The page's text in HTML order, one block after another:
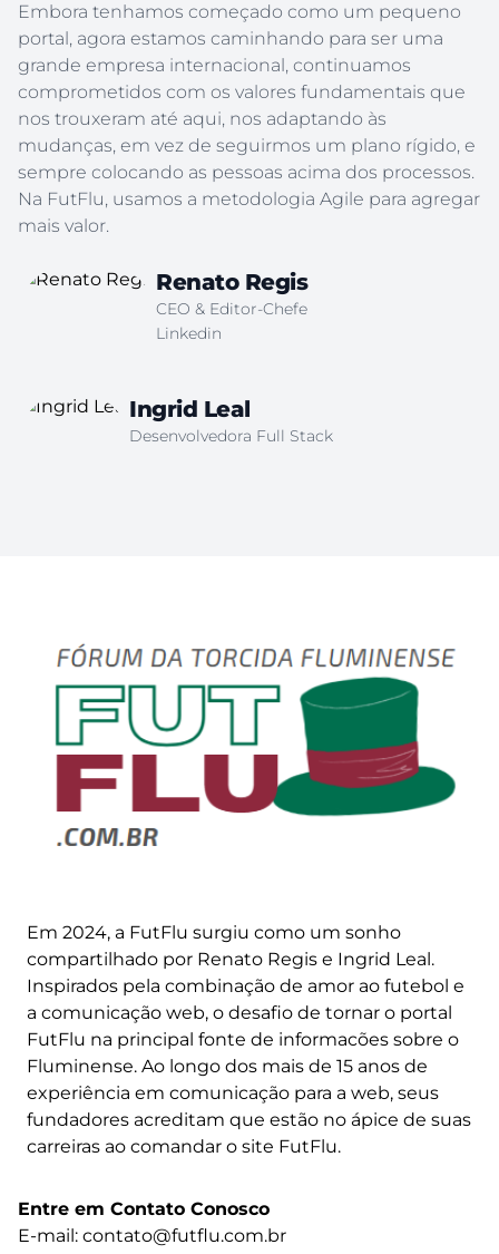
Embora tenhamos começado como um pequeno
portal, agora estamos caminhando para ser uma
grande empresa internacional, continuamos
comprometidos com os valores fundamentais que
nos trouxeram até aqui, nos adaptando às
mudanças, em vez de seguirmos um plano rígido, e
sempre colocando as pessoas acima dos processos.
Na FutFlu, usamos a metodologia Agile para agregar
mais valor.
Renato Regis
CEO & Editor-Chefe
Linkedin
Ingrid Leal
Desenvolvedora Full Stack
Em 2024, a FutFlu surgiu como um sonho
compartilhado por Renato Regis e Ingrid Leal.
Inspirados pela combinação de amor ao futebol e
a comunicação web, o desafio de tornar o portal
FutFlu na principal fonte de informacões sobre o
Fluminense. Ao longo dos mais de 15 anos de
experiência em comunicação para a web, seus
fundadores acreditam que estão no ápice de suas
carreiras ao comandar o site FutFlu.
Entre em Contato Conosco
E-mail: contato@futflu.com.br